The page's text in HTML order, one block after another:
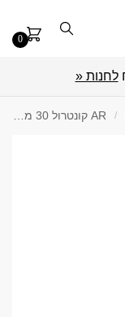
0
לחנות «
/ AR קונטרול 30 מ"ל Biofor ביופור